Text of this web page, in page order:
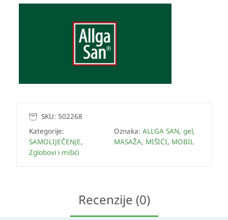
SKU: 502268
Kategorije:
SAMOLIJEČENJE,
Zglobovi i mišići
Oznaka: ALLGA SAN, gel,
MASAŽA, MIŠIĆI, MOBIL
Recenzije (0)